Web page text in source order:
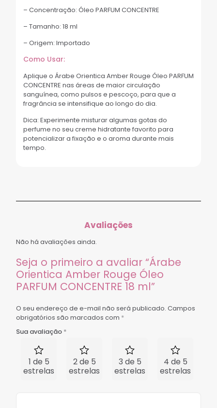
– Concentração: Óleo PARFUM CONCENTRE
– Tamanho: 18 ml
– Origem: Importado
Como Usar:
Aplique o Árabe Orientica Amber Rouge Óleo PARFUM
CONCENTRE nas áreas de maior circulação
sanguínea, como pulsos e pescoço, para que a
fragrância se intensifique ao longo do dia.
Dica: Experimente misturar algumas gotas do
perfume no seu creme hidratante favorito para
potencializar a fixação e o aroma durante mais
tempo.
Avaliações
Não há avaliações ainda.
Seja o primeiro a avaliar “Árabe
Orientica Amber Rouge Óleo
PARFUM CONCENTRE 18 ml”
O seu endereço de e-mail não será publicado. Campos
obrigatórios são marcados com *
Sua avaliação *
1 de 5
estrelas
2 de 5
estrelas
3 de 5
estrelas
4 de 5
estrelas